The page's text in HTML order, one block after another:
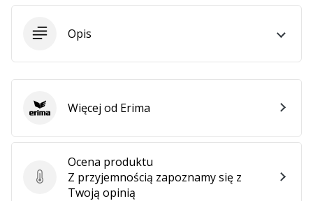
Opis
Ocena produktu
Ocena produktu
Z przyjemnością zapoznamy się z
Twoją opinią
Erima Więcej od Erima